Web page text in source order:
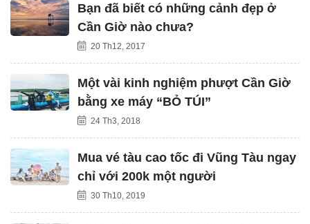
Bạn đã biết có những cảnh đẹp ở
Cần Giờ nào chưa?
20 Th12, 2017
Một vài kinh nghiệm phượt Cần Giờ
bằng xe máy “BỎ TÚI”
24 Th3, 2018
Mua vé tàu cao tốc đi Vũng Tàu ngay
chỉ với 200k một người
30 Th10, 2019